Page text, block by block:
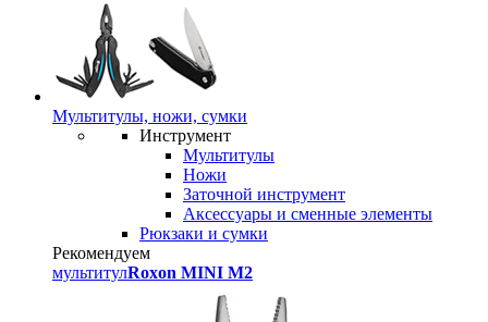
Мультитулы, ножи, сумки
Инструмент
Мультитулы
Ножи
Заточной инструмент
Аксессуары и сменные элементы
Рюкзаки и сумки
Рекомендуем
мультитулRoxon MINI M2